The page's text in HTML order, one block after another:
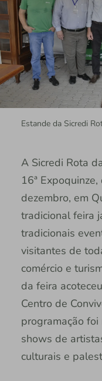
Estande da Sicredi
A Sicredi Rota
16ª
dezembro, em
tradicional feira
tradicionais
visitantes de
comércio e
da feira
Centro de
programação
shows de
culturais e